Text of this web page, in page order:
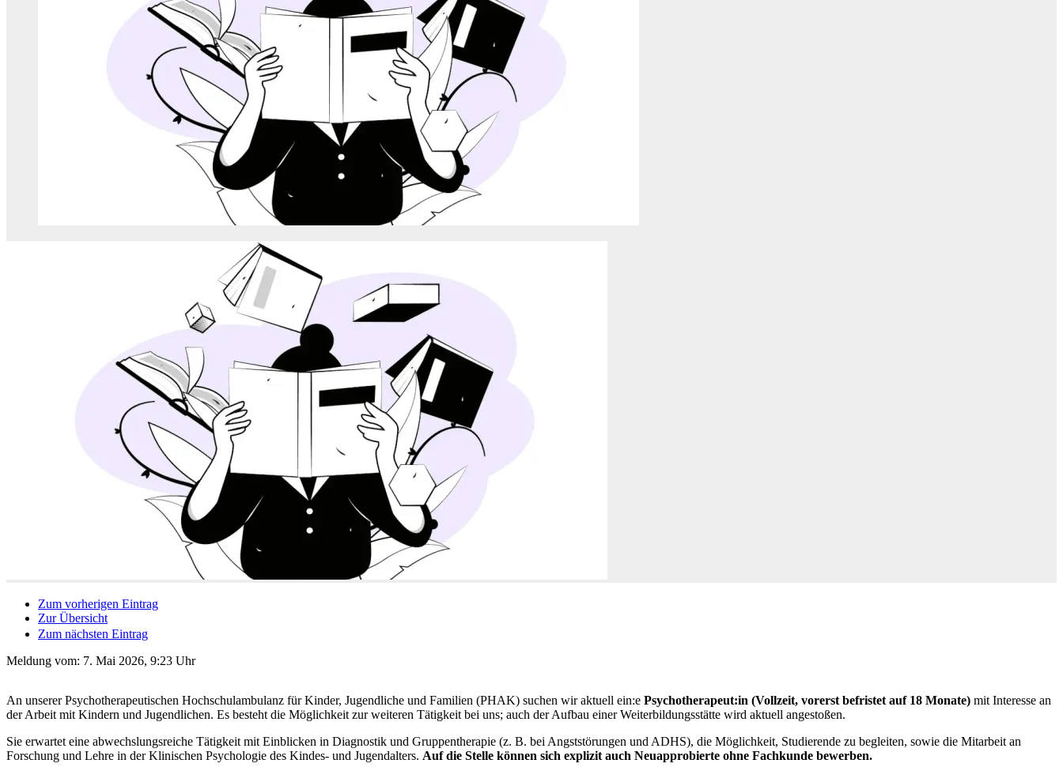
Zum vorherigen Eintrag
Zur Übersicht
Zum nächsten Eintrag
Meldung vom: 7. Mai 2026, 9:23 Uhr
An unserer Psychotherapeutischen Hochschulambulanz für Kinder, Jugendliche und Familien (PHAK) suchen wir aktuell ein:e Psychotherapeut:in (Vollzeit, vorerst befristet auf 18 Monate) mit Interesse an
der Arbeit mit Kindern und Jugendlichen. Es besteht die Möglichkeit zur weiteren Tätigkeit bei uns; auch der Aufbau einer Weiterbildungsstätte wird aktuell angestoßen.
Sie erwartet eine abwechslungsreiche Tätigkeit mit Einblicken in Diagnostik und Gruppentherapie (z. B. bei Angststörungen und ADHS), die Möglichkeit, Studierende zu begleiten, sowie die Mitarbeit an
Forschung und Lehre in der Klinischen Psychologie des Kindes- und Jugendalters. Auf die Stelle können sich explizit auch Neuapprobierte ohne Fachkunde bewerben.